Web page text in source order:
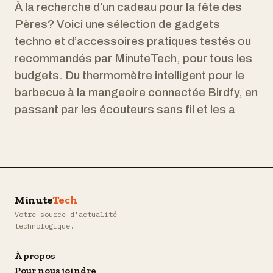
À la recherche d’un cadeau pour la fête des
Pères? Voici une sélection de gadgets
techno et d’accessoires pratiques testés ou
recommandés par MinuteTech, pour tous les
budgets. Du thermomètre intelligent pour le
barbecue à la mangeoire connectée Birdfy, en
passant par les écouteurs sans fil et les a
MinuteTech
Votre source d'actualité
technologique.
À propos
Pour nous joindre